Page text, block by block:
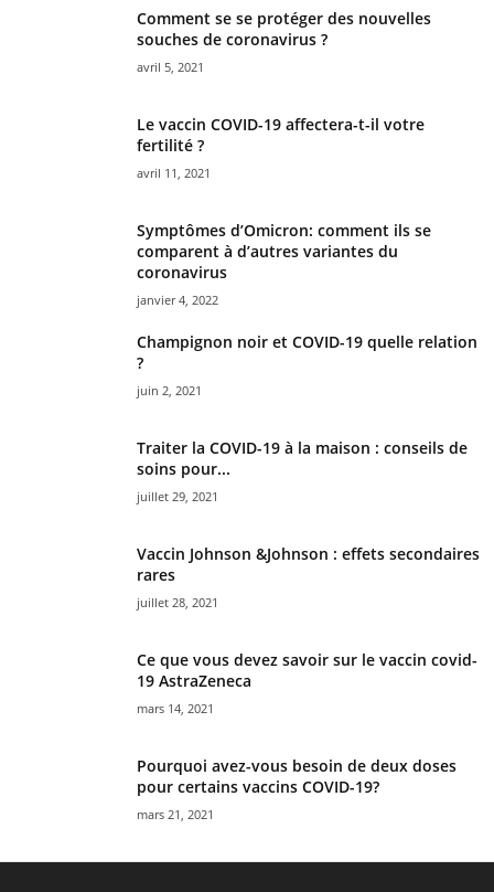
Comment se se protéger des nouvelles
souches de coronavirus ?
avril 5, 2021
Le vaccin COVID-19 affectera-t-il votre
fertilité ?
avril 11, 2021
Symptômes d’Omicron: comment ils se
comparent à d’autres variantes du
coronavirus
janvier 4, 2022
Champignon noir et COVID-19 quelle relation
?
juin 2, 2021
Traiter la COVID-19 à la maison : conseils de
soins pour...
juillet 29, 2021
Vaccin Johnson &Johnson : effets secondaires
rares
juillet 28, 2021
Ce que vous devez savoir sur le vaccin covid-
19 AstraZeneca
mars 14, 2021
Pourquoi avez-vous besoin de deux doses
pour certains vaccins COVID-19?
mars 21, 2021